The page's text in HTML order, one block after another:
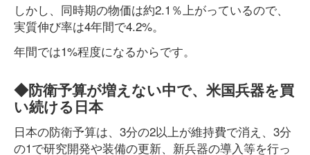
しかし、同時期の物価は約2.1％上がっているので、
実質伸び率は4年間で4.2%。
年間では1%程度になるからです。
◆防衛予算が増えない中で、米国兵器を買
い続ける日本
日本の防衛予算は、3分の2以上が維持費で消え、3分
の1で研究開発や装備の更新、新兵器の導入等を行っ